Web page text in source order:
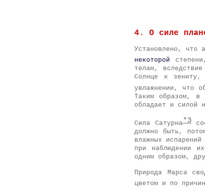
4. О силе
Установлено , что
некоторой
телам,
Солнце к
увлажнении, что
Таким образом, в
обладает и силой
Сила Сатурна*3
должно быть,
влажных
при наблюдении
одним образом,
Природа Марса
цветом и по